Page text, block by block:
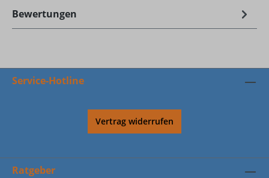
Bewertungen
Service-Hotline
Vertrag widerrufen
Ratgeber